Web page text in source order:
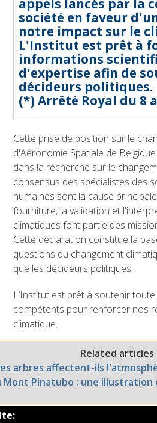
appels lancés par la
société en faveur
notre impact sur le
L'Institut est prêt à
informations
d'expertise afin de
décideurs politiques.
(*) Arrêté Royal du 8
Cette prise de position sur le
d'Aéronomie Spatiale de
dans la recherche sur le
consensus des spécialistes des
humaines sont la cause
fourniture, la validation et
climatiques font partie des
Cette déclaration constitue la
questions du changement
que les décideurs politiques.
L’Institut est prêt à soutenir
compétents pour renforcer nos
climatique.
Related articles
arbres affectent-ils
Mont Pinatubo : une